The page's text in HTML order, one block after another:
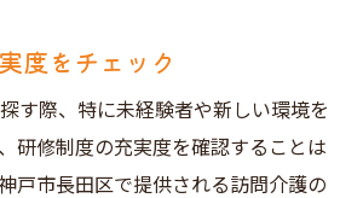
度をチェック
す際、特に未経験者や新しい環境を
研修制度の充実度を確認することは
戸市長田区で提供される訪問介護の